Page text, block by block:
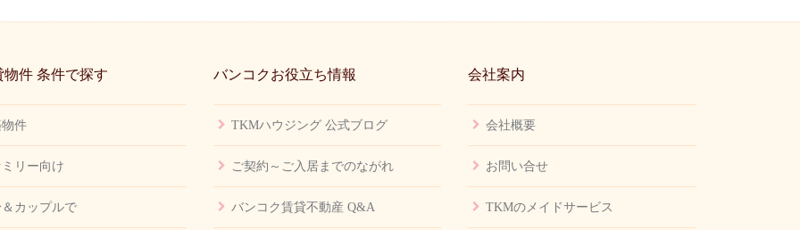
件 条件で探す
件
リー向け
カップルで
バンコクお役立ち情報
TKMハウジング 公式ブログ
ご契約～ご入居までのながれ
バンコク賃貸不動産 Q&A
会社案内
会社概要
お問い合せ
TKMのメイドサービス